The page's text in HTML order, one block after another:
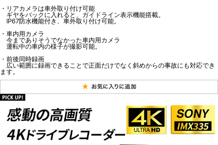
・リアカメラは車外取り付け可能
ギヤをバックに入れると、ガイドライン表示機能搭載。
IP67防水機能付き、車外取り付け可能。
・車内用カメラ
今までありそうでなかった車内用カメラ
運転中の車内の様子が撮影可能。
・前後同時録画
広い範囲に録画できることで正面だけでなく斜めからの事故にも対応でき
ます。